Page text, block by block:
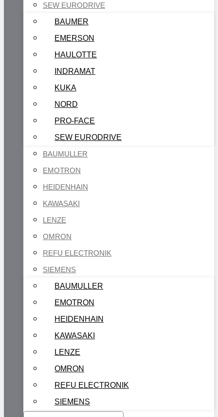
SEW EURODRIVE
BAUMER
EMERSON
HAULOTTE
INDRAMAT
KUKA
NORD
PRO-FACE
SEW EURODRIVE
BAUMULLER
EMOTRON
HEIDENHAIN
KAWASAKI
LENZE
OMRON
REFU ELECTRONIK
SIEMENS
BAUMULLER
EMOTRON
HEIDENHAIN
KAWASAKI
LENZE
OMRON
REFU ELECTRONIK
SIEMENS